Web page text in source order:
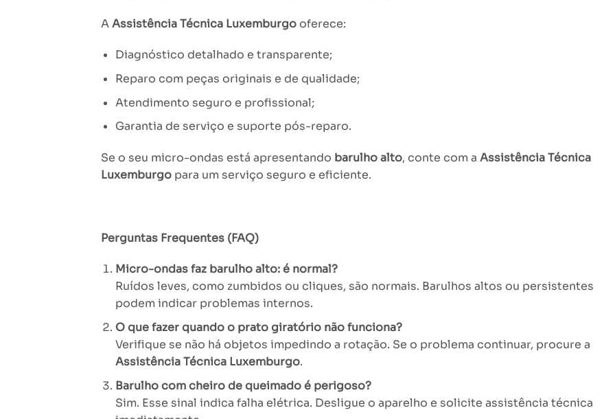
AAssistência Técnica Luxemburgooferece:
Diagnóstico detalhado e transparente;
Reparo com peças originais e de qualidade;
Atendimento seguro e profissional;
Garantia de serviço e suporte pós-reparo.
Se o seu micro-ondas está apresentando barulho alto, conte com a Assistência Técnica
Luxemburgo para um serviço seguro e eficiente.
Perguntas Frequentes (FAQ)
Micro-ondas faz barulho alto: é normal?
Ruídos leves, como zumbidos ou cliques, são normais. Barulhos altos ou persistentes
podem indicar problemas internos.
O que fazer quando o prato giratório não funciona?
Verifique se não há objetos impedindo a rotação. Se o problema continuar, procure a
Assistência Técnica Luxemburgo.
Barulho com cheiro de queimado é perigoso?
Sim. Esse sinal indica falha elétrica. Desligue o aparelho e solicite assistência técnica